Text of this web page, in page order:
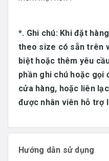
*. Ghi chú: Khi đặt
theo size có sẵn trên
biệt hoặc thêm yêu
phần ghi chú hoặc
cửa hàng, hoặc liên
được nhân viên hỗ trợ
Hướng dẫn sử dụng